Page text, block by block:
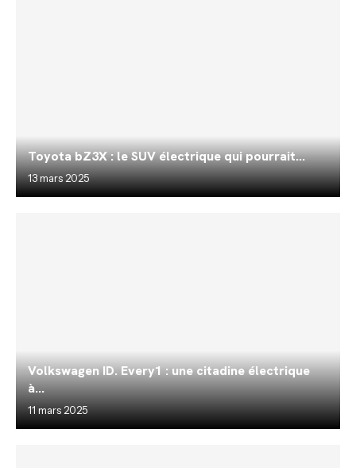
Toyota bZ3X : le SUV électrique qui pourrait...
13 mars 2025
Volkswagen ID. Every1 : une citadine électrique
à...
11 mars 2025